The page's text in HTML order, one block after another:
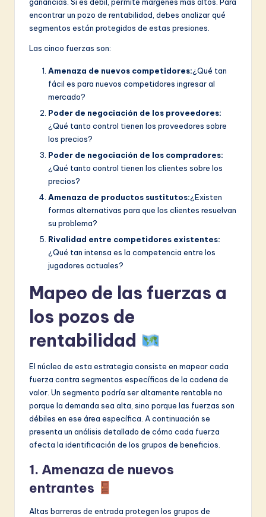
encontrar un pozo de rentabilidad, debes analizar qué
segmentos están protegidos de estas presiones.
Las cinco fuerzas son:
Amenaza de nuevos competidores:¿Qué tan
fácil es para nuevos competidores ingresar al
mercado?
Poder de negociación de los proveedores:
¿Qué tanto control tienen los proveedores sobre
los precios?
Poder de negociación de los compradores:
¿Qué tanto control tienen los clientes sobre los
precios?
Amenaza de productos sustitutos:¿Existen
formas alternativas para que los clientes resuelvan
su problema?
Rivalidad entre competidores existentes:
¿Qué tan intensa es la competencia entre los
jugadores actuales?
Mapeo de las fuerzas a
los pozos de
rentabilidad
El núcleo de esta estrategia consiste en mapear cada
fuerza contra segmentos específicos de la cadena de
valor. Un segmento podría ser altamente rentable no
porque la demanda sea alta, sino porque las fuerzas son
débiles en ese área específica. A continuación se
presenta un análisis detallado de cómo cada fuerza
afecta la identificación de los grupos de beneficios.
1. Amenaza de nuevos
entrantes
Altas barreras de entrada protegen los grupos de